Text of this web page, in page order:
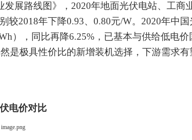
展路线图》， 2020年地面光伏电站、工商
较2018年下降0.93、0.80元/W。2020年中国
），同比再降6.25% ，已基本与供给低电价
是极具性价比的新增装机选择，下游需求有
电价对比